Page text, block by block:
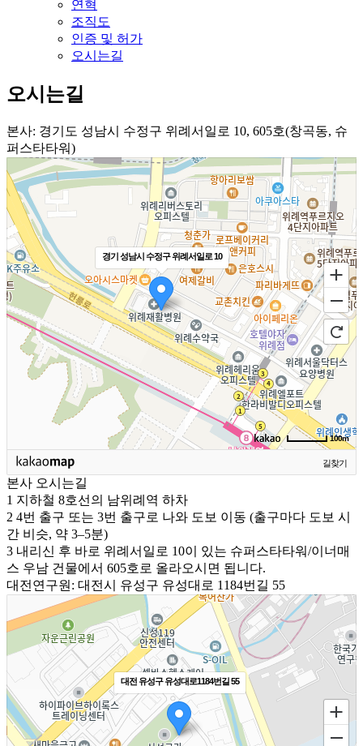
연혁
조직도
인증 및 허가
오시는길
오시는길
본사: 경기도 성남시 수정구 위례서일로 10, 605호(창곡동, 슈
퍼스타타워)
경기 성남시 수정구 위례서일로 10
100m
길찾기
본사 오시는길
1 지하철 8호선의 남위례역 하차
2 4번 출구 또는 3번 출구로 나와 도보 이동 (출구마다 도보 시
간 비슷, 약 3–5분)
3 내리신 후 바로 위례서일로 10이 있는 슈퍼스타타워/이너매
스 우남 건물에서 605호로 올라오시면 됩니다.
대전연구원: 대전시 유성구 유성대로 1184번길 55
대전 유성구 유성대로1184번길 55